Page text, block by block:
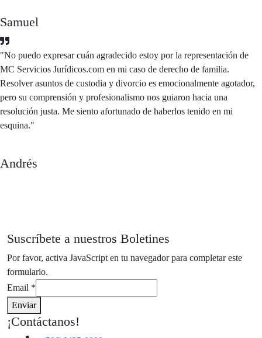
Samuel
"No puedo expresar cuán agradecido estoy por la representación de
MC Servicios Jurídicos.com en mi caso de derecho de familia.
Resolver asuntos de custodia y divorcio es emocionalmente agotador,
pero su comprensión y profesionalismo nos guiaron hacia una
resolución justa. Me siento afortunado de haberlos tenido en mi
esquina."
Andrés
Suscríbete a nuestros Boletines
Por favor, activa JavaScript en tu navegador para completar este
formulario.
Email *
Enviar
¡Contáctanos!